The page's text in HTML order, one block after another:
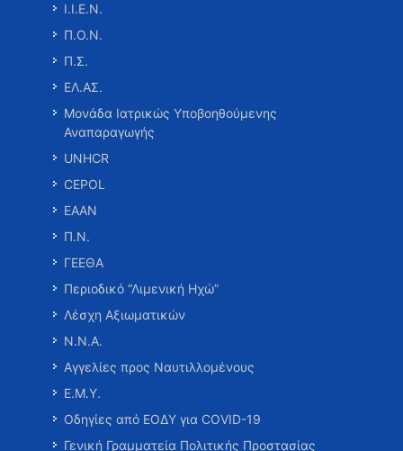
Ι.Ι.Ε.Ν.
Π.Ο.Ν.
Π.Σ.
ΕΛ.ΑΣ.
Μονάδα Ιατρικώς Υποβοηθούμενης
Αναπαραγωγής
UNHCR
CEPOL
ΕΑΑΝ
Π.Ν.
ΓΕΕΘΑ
Περιοδικό “Λιμενική Ηχώ”
Λέσχη Αξιωματικών
Ν.Ν.Α.
Αγγελίες προς Ναυτιλλομένους
Ε.Μ.Υ.
Οδηγίες από ΕΟΔΥ για COVID-19
Γενική Γραμματεία Πολιτικής Προστασίας